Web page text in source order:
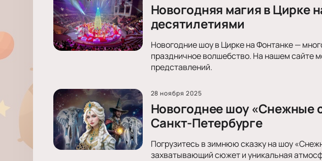
Новогодняя магия в Цирке
десятилетиями
Новогодние шоу в Цирке на Фонтанке —
праздничное волшебство. На нашем сайте
представлений.
28 ноября 2025
Новогоднее шоу «Снежные
Санкт-Петербурге
Погрузитесь в зимнюю сказку на шоу
захватывающий сюжет и уникальная